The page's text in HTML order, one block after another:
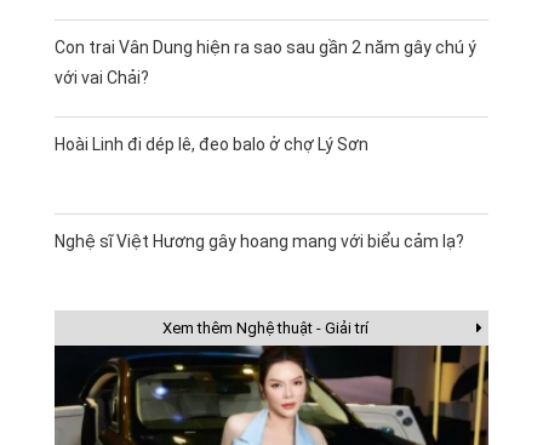
Con trai Vân Dung hiện ra sao sau gần 2 năm gây chú ý
với vai Chải?
Hoài Linh đi dép lê, đeo balo ở chợ Lý Sơn
Nghệ sĩ Việt Hương gây hoang mang với biểu cảm lạ?
Xem thêm Nghệ thuật - Giải trí